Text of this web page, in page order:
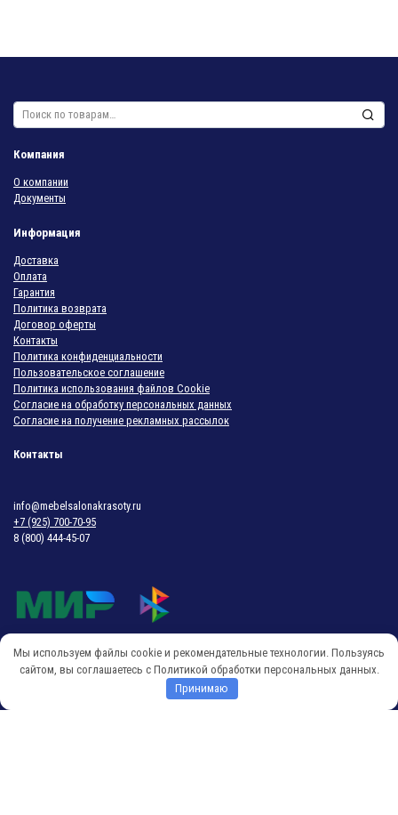
Искать:
Компания
О компании
Документы
Информация
Доставка
Оплата
Гарантия
Политика возврата
Договор оферты
Контакты
Политика конфиденциальности
Пользовательское соглашение
Политика использования файлов Cookie
Согласие на обработку персональных данных
Согласие на получение рекламных рассылок
Контакты
info@mebelsalonakrasoty.ru
+7 (925) 700-70-95
8 (800) 444-45-07
© 2018-2026 Мебель Салона Красоты
Мы используем файлы cookie и рекомендательные технологии. Пользуясь
сайтом, вы соглашаетесь с Политикой обработки персональных данных.
Принимаю